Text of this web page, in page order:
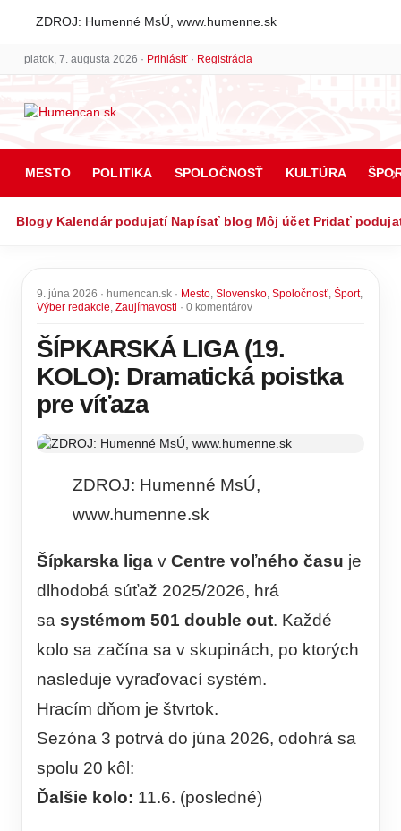
ZDROJ: Humenné MsÚ, www.humenne.sk
piatok, 7. augusta 2026 · Prihlásiť· Registrácia
MESTO POLITIKA SPOLOČNOSŤ KULTÚRA
Blogy Kalendár podujatí Napísať blog Môj účet Pridať
9. júna 2026 · humencan.sk · Mesto, Slovensko, Spoločnosť, Šport,
Výber redakcie, Zaujímavosti · 0 komentárov
ŠÍPKARSKÁ LIGA (19.
KOLO): Dramatická poistka
pre víťaza
ZDROJ: Humenné MsÚ,
www.humenne.sk
Šípkarska liga v Centre voľného času je
dlhodobá súťaž 2025/2026, hrá
sa systémom 501 double out. Každé
kolo sa začína sa v skupinách, po ktorých
nasleduje vyraďovací systém.
Hracím dňom je štvrtok.
Sezóna 3 potrvá do júna 2026, odohrá sa
spolu 20 kôl:
Ďalšie kolo: 11.6. (posledné)